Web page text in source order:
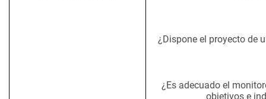
¿Dispone el proyecto de
¿Es adecuado el
objetivos e